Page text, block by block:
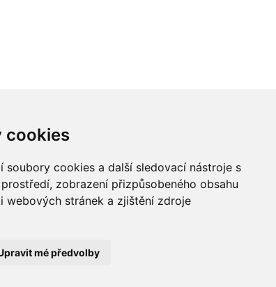
cookies
cookies a další sledovací nástroje s
zobrazení přizpůsobeného obsahu
webových stránek a zjištění zdroje
mé předvolby